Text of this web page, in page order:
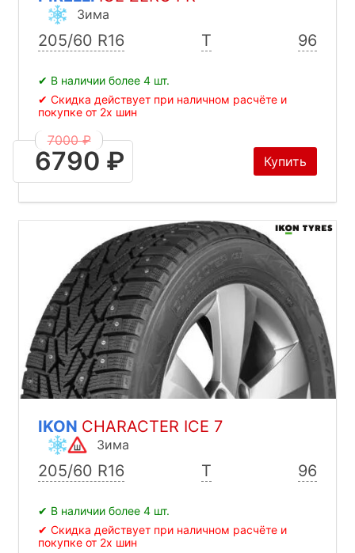
Зима
205/60 R16 T 96
✔ В наличии более 4 шт.
✔ Скидка действует при наличном расчёте и
покупке от 2х шин
7000 ₽
6790 ₽ Купить
IKON CHARACTER ICE 7
Зима
205/60 R16 T 96
✔ В наличии более 4 шт.
✔ Скидка действует при наличном расчёте и
покупке от 2х шин